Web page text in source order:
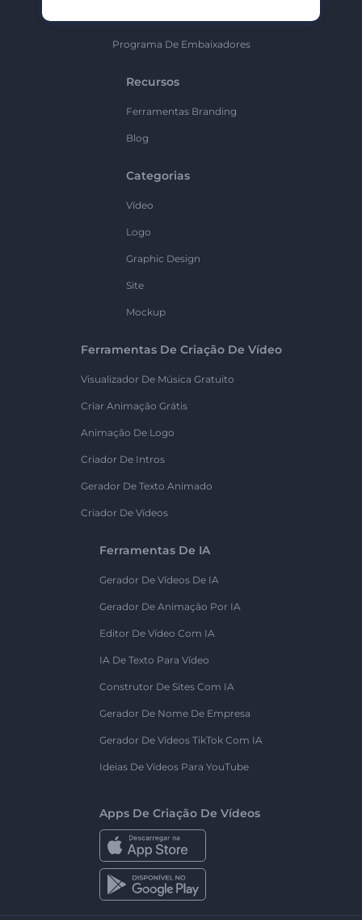
Programa De Embaixadores
Recursos
Ferramentas Branding
Blog
Categorias
Vídeo
Logo
Graphic Design
Site
Mockup
Ferramentas De Criação De Vídeo
Visualizador De Música Gratuito
Criar Animação Grátis
Animação De Logo
Criador De Intros
Gerador De Texto Animado
Criador De Vídeos
Ferramentas De IA
Gerador De Vídeos De IA
Gerador De Animação Por IA
Editor De Vídeo Com IA
IA De Texto Para Vídeo
Construtor De Sites Com IA
Gerador De Nome De Empresa
Gerador De Vídeos TikTok Com IA
Ideias De Vídeos Para YouTube
Apps De Criação De Vídeos